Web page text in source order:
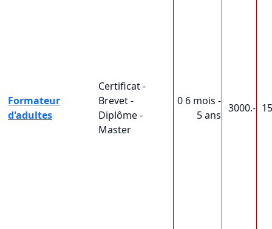
Formateur
d'adultes
Certificat -
Brevet -
Diplôme -
Master
0 6 mois -
5 ans
3000.- 15